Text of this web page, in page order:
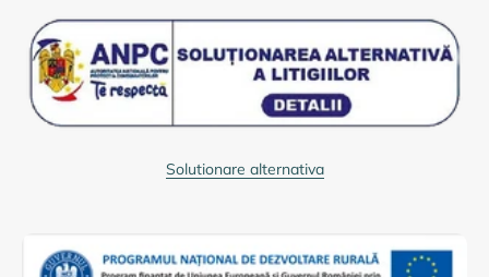
Solutionare alternativa